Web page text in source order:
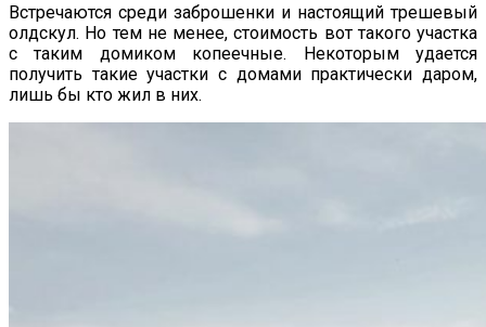
Встречаются среди заброшенки и настоящий трешевый
олдскул. Но тем не менее, стоимость вот такого участка
с таким домиком копеечные. Некоторым удается
получить такие участки с домами практически даром,
лишь бы кто жил в них.